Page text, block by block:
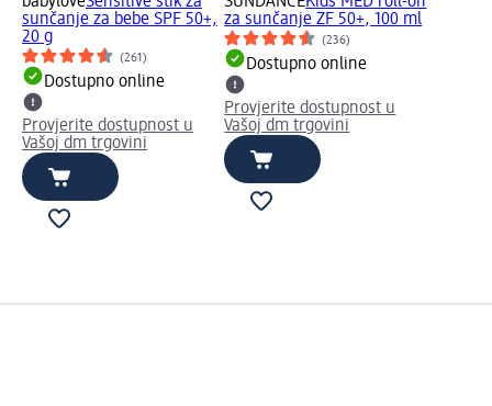
sunčanje za bebe SPF 50+,
20 g
(261)
Dostupno online
Provjerite dostupnost u
Vašoj dm trgovini
za sunčanje ZF 50+, 100 ml
(236)
Dostupno online
Provjerite dostupnost u
Vašoj dm trgovini